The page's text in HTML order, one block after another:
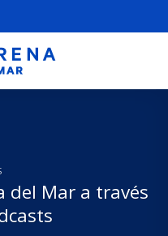
del Mar a través